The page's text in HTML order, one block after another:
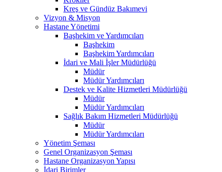
Kreş ve Gündüz Bakımevi
Vizyon & Misyon
Hastane Yönetimi
Başhekim ve Yardımcıları
Başhekim
Başhekim Yardımcıları
İdari ve Mali İşler Müdürlüğü
Müdür
Müdür Yardımcıları
Destek ve Kalite Hizmetleri Müdürlüğü
Müdür
Müdür Yardımcıları
Sağlık Bakım Hizmetleri Müdürlüğü
Müdür
Müdür Yardımcıları
Yönetim Şeması
Genel Organizasyon Şeması
Hastane Organizasyon Yapısı
İdari Birimler